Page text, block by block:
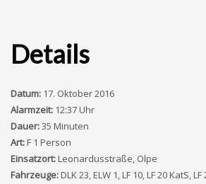
Details
Datum: 17. Oktober 2016
Alarmzeit: 12:37 Uhr
Dauer:35 Minuten
Art:F 1 Person
Einsatzort:Leonardusstraße, Olpe
Fahrzeuge:DLK 23, ELW 1, LF 10, LF 20 KatS, LF